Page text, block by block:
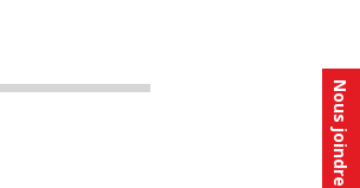
Nous joindre